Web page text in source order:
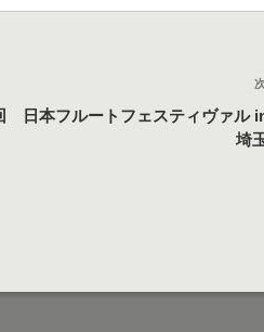
日本フルートフェスティヴァル
埼